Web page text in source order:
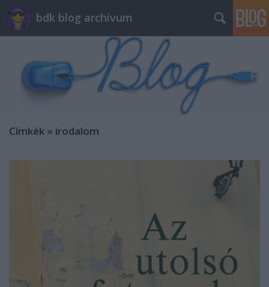
bdk blog archívum
Címkék » irodalom